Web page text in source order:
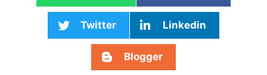
Twitter Linkedin
Blogger